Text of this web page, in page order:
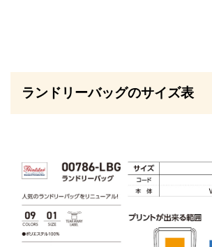
ランドリーバッグのサイズ表